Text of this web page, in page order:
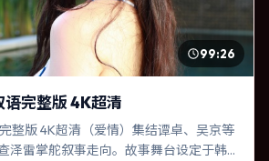
99:26
语完整版 4K超清
整版 4K超清（爱情）集结谭卓、吴京等
泽雷掌舵叙事走向。故事舞台设定于韩